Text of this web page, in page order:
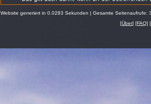
Website generiert in 0.0283 Sekunden | Gesamte
[Über] [FAQ] [